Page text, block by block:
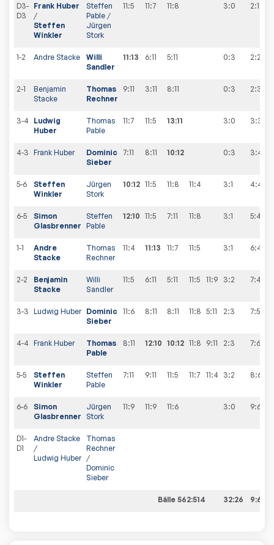
D3-
D3
Frank Huber
/
Steffen
Winkler
Steffen
Pable /
Jürgen
Stork
11:5 11:7 11:8 3:0 2:1
1-2 Andre Stacke
Willi
Sandler
11:13 6:11 5:11 0:3 2:2
2-1
Benjamin
Stacke
Thomas
Rechner
9:11 3:11 8:11 0:3 2:3
3-4
Ludwig
Huber
Thomas
Pable
11:7 11:5 13:11 3:0 3:3
4-3 Frank Huber
Dominic
Sieber
7:11 8:11 10:12 0:3 3:4
5-6
Steffen
Winkler
Jürgen
Stork
10:12 11:5 11:8 11:4 3:1 4:4
6-5
Simon
Glasbrenner
Steffen
Pable
12:10 11:5 7:11 11:8 3:1 5:4
1-1
Andre
Stacke
Thomas
Rechner
11:4 11:13 11:7 11:5 3:1 6:4
2-2
Benjamin
Stacke
Willi
Sandler
11:5 6:11 5:11 11:5 11:9 3:2 7:4
3-3 Ludwig Huber Dominic
Sieber
11:6 8:11 8:11 11:8 5:11 2:3 7:5
4-4 Frank Huber
Thomas
Pable
8:11 12:10 10:12 11:8 9:11 2:3 7:6
5-5
Steffen
Winkler
Steffen
Pable
7:11 9:11 11:5 11:7 11:4 3:2 8:6
6-6
Simon
Glasbrenner
Jürgen
Stork
11:9 11:9 11:6 3:0 9:6
D1-
D1
Andre Stacke
/
Ludwig Huber
Thomas
Rechner
/
Dominic
Sieber
Bälle 562:514 32:26 9:6